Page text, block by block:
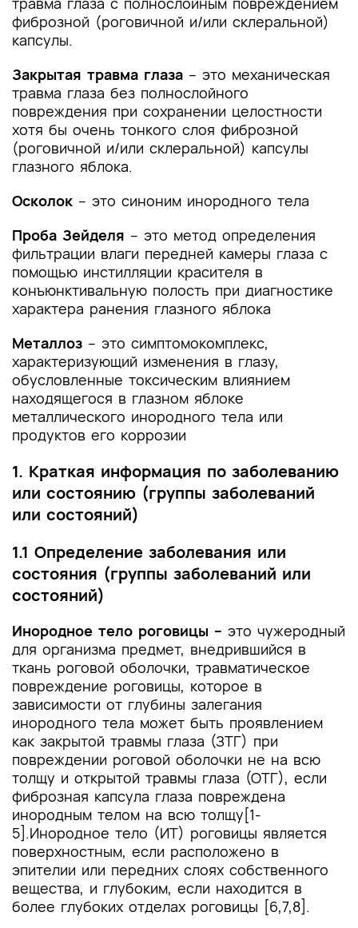
2.3 Лабораторные диагностические
исследования
2.4 Инструментальные диагностические
исследования
2.5 Иные диагностические исследования
3. Лечение, включая медикаментозную и
обезболивание, медицинские показания и
лечения
4. Медицинская реабилитация и санаторно-
курортное лечение, медицинские показания и
противопоказания к применению методов
медицинской реабилитации, в том числе
основанных на использовании природных
лечебных факторов
5. Профилактика и диспансерное наблюдение,
медицинские показания и противопоказания к
применению методов профилактики
7. Дополнительная информация (в том числе
факторы, влияющие на исход заболевания или
Критерии оценки качества медицинской
помощи
Приложение А1. Состав рабочей группы по
разработке и пересмотру клинических
рекомендаций
Приложение А2. Методология разработки
клинических рекомендаций
Приложение А3. Справочные материалы,
включая соответствие показаний к
применению и противопоказаний, способов
применения и доз лекарственных препаратов,
инструкции по применению лекарственного
препарата
Приложение Б. Алгоритмы действий врача
фиброзной (роговичной и/или склеральной)
капсулы.
Закрытая травма глаза – это механическая
травма глаза без полнослойного
повреждения при сохранении целостности
хотя бы очень тонкого слоя фиброзной
(роговичной и/или склеральной) капсулы
глазного яблока.
Осколок – это синоним инородного тела
Проба Зейделя – это метод определения
фильтрации влаги передней камеры глаза с
помощью инстилляции красителя в
конъюнктивальную полость при диагностике
характера ранения глазного яблока
Металлоз – это симптомокомплекс,
характеризующий изменения в глазу,
обусловленные токсическим влиянием
находящегося в глазном яблоке
металлического инородного тела или
продуктов его коррозии
1. Краткая информация по заболеванию
или состоянию (группы заболеваний
или состояний)
1.1 Определение заболевания или
состояния (группы заболеваний или
состояний)
Инородное тело роговицы – это чужеродный
для организма предмет, внедрившийся в
ткань роговой оболочки, травматическое
повреждение роговицы, которое в
зависимости от глубины залегания
инородного тела может быть проявлением
как закрытой травмы глаза (ЗТГ) при
повреждении роговой оболочки не на всю
толщу и открытой травмы глаза (ОТГ), если
фиброзная капсула глаза повреждена
инородным телом на всю толщу[1-
5].Инородное тело (ИТ) роговицы является
поверхностным, если расположено в
эпителии или передних слоях собственного
вещества, и глубоким, если находится в
более глубоких отделах роговицы [6,7,8].